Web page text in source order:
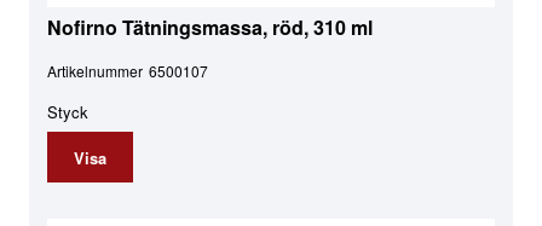
Nofirno Tätningsmassa, röd, 310 ml
Artikelnummer 6500107
Styck
Visa